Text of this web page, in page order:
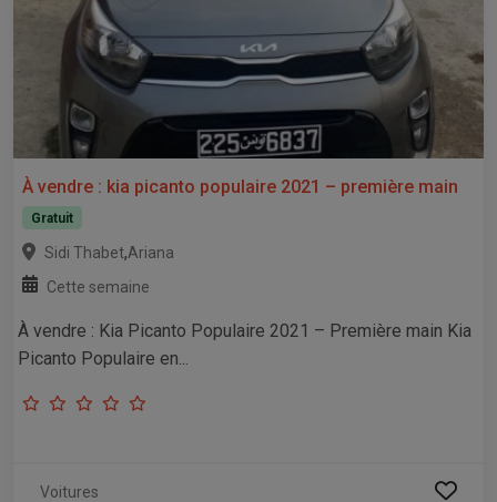
À vendre : kia picanto populaire 2021 – première main
Gratuit
Sidi Thabet,Ariana
Cette semaine
À vendre : Kia Picanto Populaire 2021 – Première main Kia
Picanto Populaire en...
Voitures